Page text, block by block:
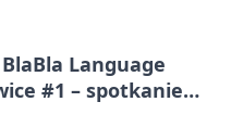
Language
#1 – spotkanie